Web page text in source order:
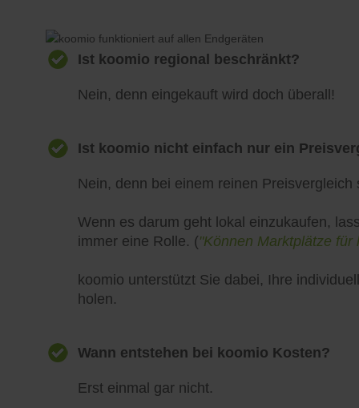
Ist koomio regional beschränkt?
Nein, denn eingekauft wird doch überall!
Ist koomio nicht einfach nur ein
Nein, denn bei einem reinen
Wenn es darum geht lokal einzukaufen,
immer eine Rolle. ("Können Marktplätze
koomio unterstützt Sie dabei, Ihre
holen.
Wann entstehen bei koomio Kosten?
Erst einmal gar nicht.